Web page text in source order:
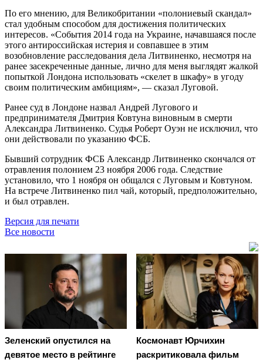
По его мнению, для Великобритании «полониевый скандал»
стал удобным способом для достижения политических
интересов. «События 2014 года на Украине, начавшаяся после
этого антироссийская истерия и совпавшее в этим
возобновление расследования дела Литвиненко, несмотря на
ранее засекреченные данные, лично для меня выглядят жалкой
попыткой Лондона использовать «скелет в шкафу» в угоду
своим политическим амбициям», — сказал Луговой.
Ранее суд в Лондоне назвал Андрей Лугового и
предпринимателя Дмитрия Ковтуна виновным в смерти
Александра Литвиненко. Судья Роберт Оуэн не исключил, что
они действовали по указанию ФСБ.
Бывший сотрудник ФСБ Александр Литвиненко скончался от
отравления полонием 23 ноября 2006 года. Следствие
установило, что 1 ноября он общался с Луговым и Ковтуном.
На встрече Литвиненко пил чай, который, предположительно,
и был отравлен.
Версия для печати
Все новости
Зеленский опустился на
девятое место в рейтинге
Космонавт Юрчихин
раскритиковала фильм